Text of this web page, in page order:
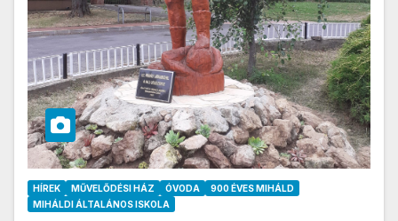
HÍREK MŰVELŐDÉSI HÁZ ÓVODA
900 ÉVES MIHÁLD
MIHÁLDI ÁLTALÁNOS ISKOLA